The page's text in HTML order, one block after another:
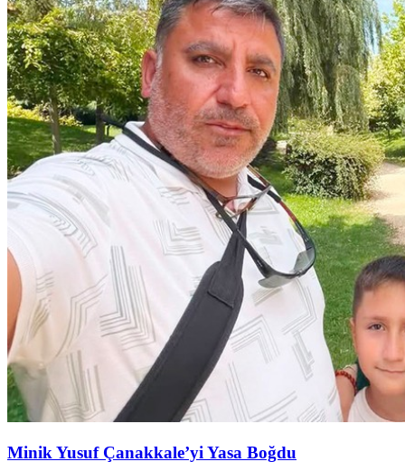
Minik Yusuf Çanakkale’yi Yasa Boğdu